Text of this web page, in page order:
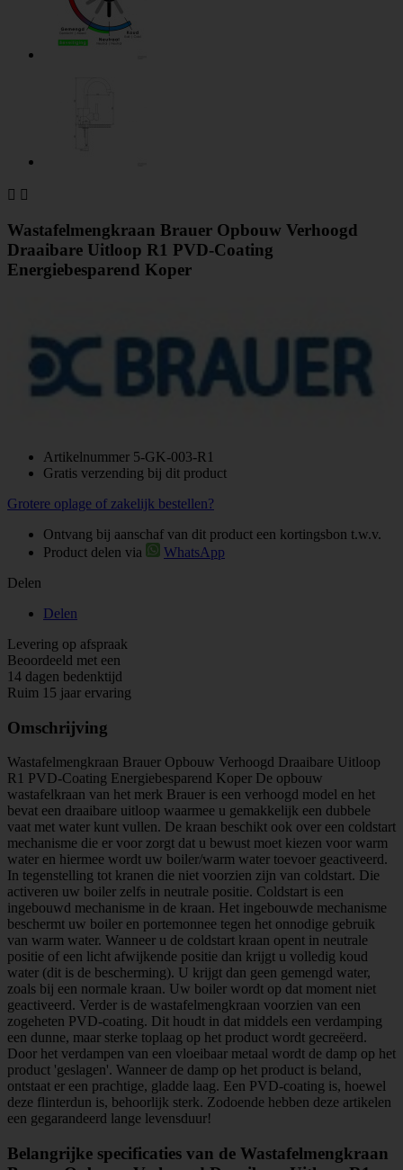
 
Wastafelmengkraan Brauer Opbouw Verhoogd
Draaibare Uitloop R1 PVD-Coating
Energiebesparend Koper
Artikelnummer 5-GK-003-R1
Gratis verzending bij dit product
Grotere oplage of zakelijk bestellen?
Ontvang bij aanschaf van dit product een kortingsbon t.w.v.
Product delen via
WhatsApp
Delen
Delen
Levering op afspraak
Beoordeeld met een
14 dagen bedenktijd
Ruim 15 jaar ervaring
Omschrijving
Wastafelmengkraan Brauer Opbouw Verhoogd Draaibare Uitloop
R1 PVD-Coating Energiebesparend Koper De opbouw
wastafelkraan van het merk Brauer is een verhoogd model en het
bevat een draaibare uitloop waarmee u gemakkelijk een dubbele
vaat met water kunt vullen. De kraan beschikt ook over een coldstart
mechanisme die er voor zorgt dat u bewust moet kiezen voor warm
water en hiermee wordt uw boiler/warm water toevoer geactiveerd.
In tegenstelling tot kranen die niet voorzien zijn van coldstart. Die
activeren uw boiler zelfs in neutrale positie. Coldstart is een
ingebouwd mechanisme in de kraan. Het ingebouwde mechanisme
beschermt uw boiler en portemonnee tegen het onnodige gebruik
van warm water. Wanneer u de coldstart kraan opent in neutrale
positie of een licht afwijkende positie dan krijgt u volledig koud
water (dit is de bescherming). U krijgt dan geen gemengd water,
zoals bij een normale kraan. Uw boiler wordt op dat moment niet
geactiveerd. Verder is de wastafelmengkraan voorzien van een
zogeheten PVD-coating. Dit houdt in dat middels een verdamping
een dunne, maar sterke toplaag op het product wordt gecreëerd.
Door het verdampen van een vloeibaar metaal wordt de damp op het
product 'geslagen'. Wanneer de damp op het product is beland,
ontstaat er een prachtige, gladde laag. Een PVD-coating is, hoewel
deze flinterdun is, behoorlijk sterk. Zodoende hebben deze artikelen
een gegarandeerd lange levensduur!
Belangrijke specificaties van de Wastafelmengkraan